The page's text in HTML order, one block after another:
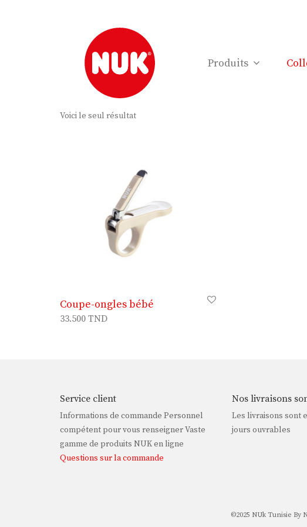
Produits
Voici le seul résultat
Coupe-ongles bébé
33.500 TND
Service client
Informations de commande Personnel
compétent pour vous renseigner Vaste
gamme de produits NUK en ligne
Questions sur la commande
Nos livraisons
Les livraisons sont
jours ouvrables
©2025 NUk Tunisie By